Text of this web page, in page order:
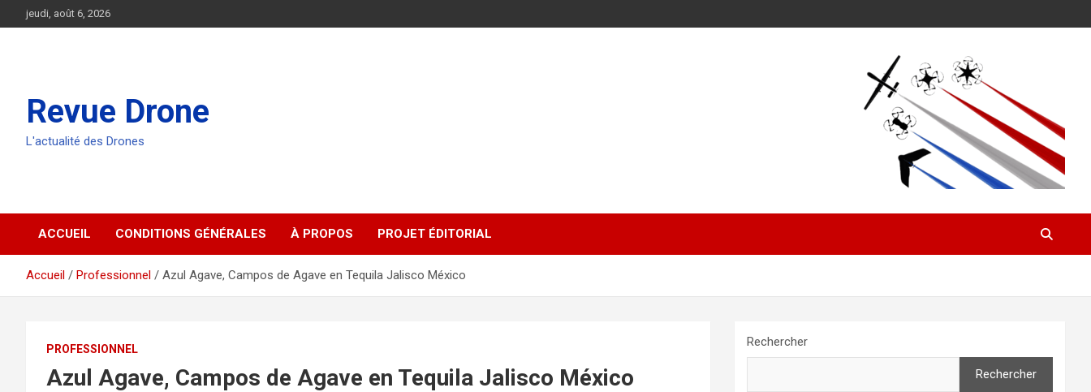
au
jeudi, août 6, 2026
Revue Drone
L'actualité des Drones
ACCUEIL CONDITIONS GÉNÉRALES À PROPOS PROJET ÉDITORIAL
Accueil Professionnel Azul Agave, Campos de Agave en Tequila Jalisco México
PROFESSIONNEL
Azul Agave, Campos de Agave en Tequila Jalisco México
Rechercher
Rechercher